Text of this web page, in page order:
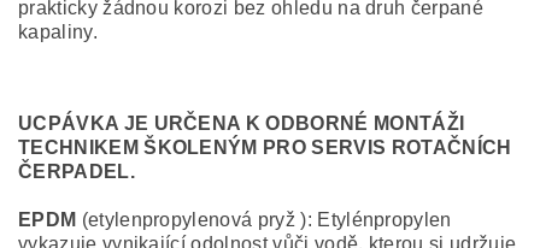
prakticky žádnou korozi bez ohledu na druh čerpané
kapaliny.
UCPÁVKA JE URČENA K ODBORNÉ MONTÁŽI
TECHNIKEM ŠKOLENÝM PRO SERVIS ROTAČNÍCH
ČERPADEL.
EPDM (etylenpropylenová pryž ): Etylénpropylen
vykazuje vynikající odolnost vůči vodě, kterou si udržuje